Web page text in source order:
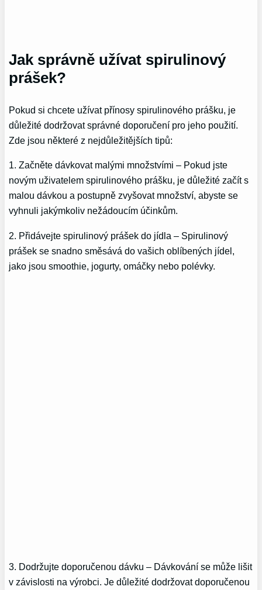
Jak správně užívat spirulinový
prášek?
Pokud si chcete užívat přínosy spirulinového prášku, je
důležité dodržovat správné doporučení pro jeho použití.
Zde jsou některé z nejdůležitějších tipů:
1. Začněte dávkovat malými množstvími – Pokud jste
novým uživatelem spirulinového prášku, je důležité začít s
malou dávkou a postupně zvyšovat množství, abyste se
vyhnuli jakýmkoliv nežádoucím účinkům.
2. Přidávejte spirulinový prášek do jídla – Spirulinový
prášek se snadno směsává do vašich oblíbených jídel,
jako jsou smoothie, jogurty, omáčky nebo polévky.
3. Dodržujte doporučenou dávku – Dávkování se může lišit
v závislosti na výrobci. Je důležité dodržovat doporučenou